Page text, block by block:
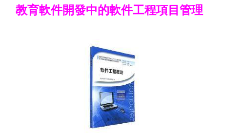
教育軟件開發中的軟件工程項目管理